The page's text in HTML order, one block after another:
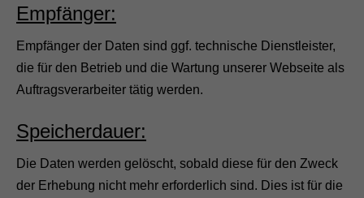
Empfänger:
Empfänger der Daten sind ggf. technische Dienstleister,
die für den Betrieb und die Wartung unserer Webseite als
Auftragsverarbeiter tätig werden.
Speicherdauer:
Die Daten werden gelöscht, sobald diese für den Zweck
der Erhebung nicht mehr erforderlich sind. Dies ist für die